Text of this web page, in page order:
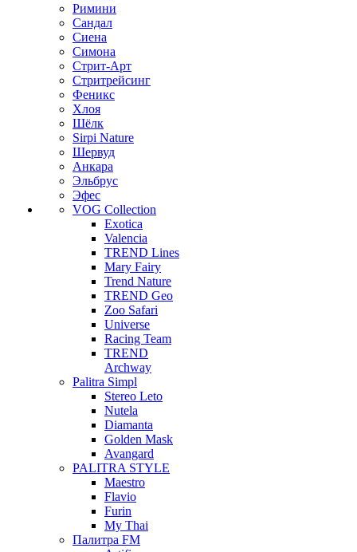
Римини
Сандал
Сиена
Симона
Стрит-Арт
Стритрейсинг
Феникс
Хлоя
Шёлк
Sirpi Nature
Шервуд
Анкара
Эльбрус
Эфес
VOG Collection
Exotica
Valencia
TREND Lines
Mary Fairy
Trend Nature
TREND Geo
Zoo Safari
Universe
Racing Team
TREND
Archway
Palitra Simpl
Stereo Leto
Nutela
Diamanta
Golden Mask
Avangard
PALITRA STYLE
Maestro
Flavio
Furin
My Thai
Палитра FM